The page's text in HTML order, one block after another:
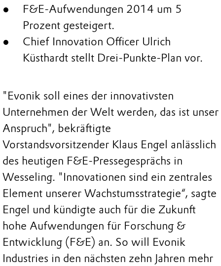
F&E-Aufwendungen 2014 um 5
Prozent gesteigert.
Chief Innovation Officer Ulrich
Küsthardt stellt Drei-Punkte-Plan vor.
"Evonik soll eines der innovativsten
Unternehmen der Welt werden, das ist unser
Anspruch", bekräftigte
Vorstandsvorsitzender Klaus Engel anlässlich
des heutigen F&E-Pressegesprächs in
Wesseling. "Innovationen sind ein zentrales
Element unserer Wachstumsstrategie“, sagte
Engel und kündigte auch für die Zukunft
hohe Aufwendungen für Forschung &
Entwicklung (F&E) an. So will Evonik
Industries in den nächsten zehn Jahren mehr